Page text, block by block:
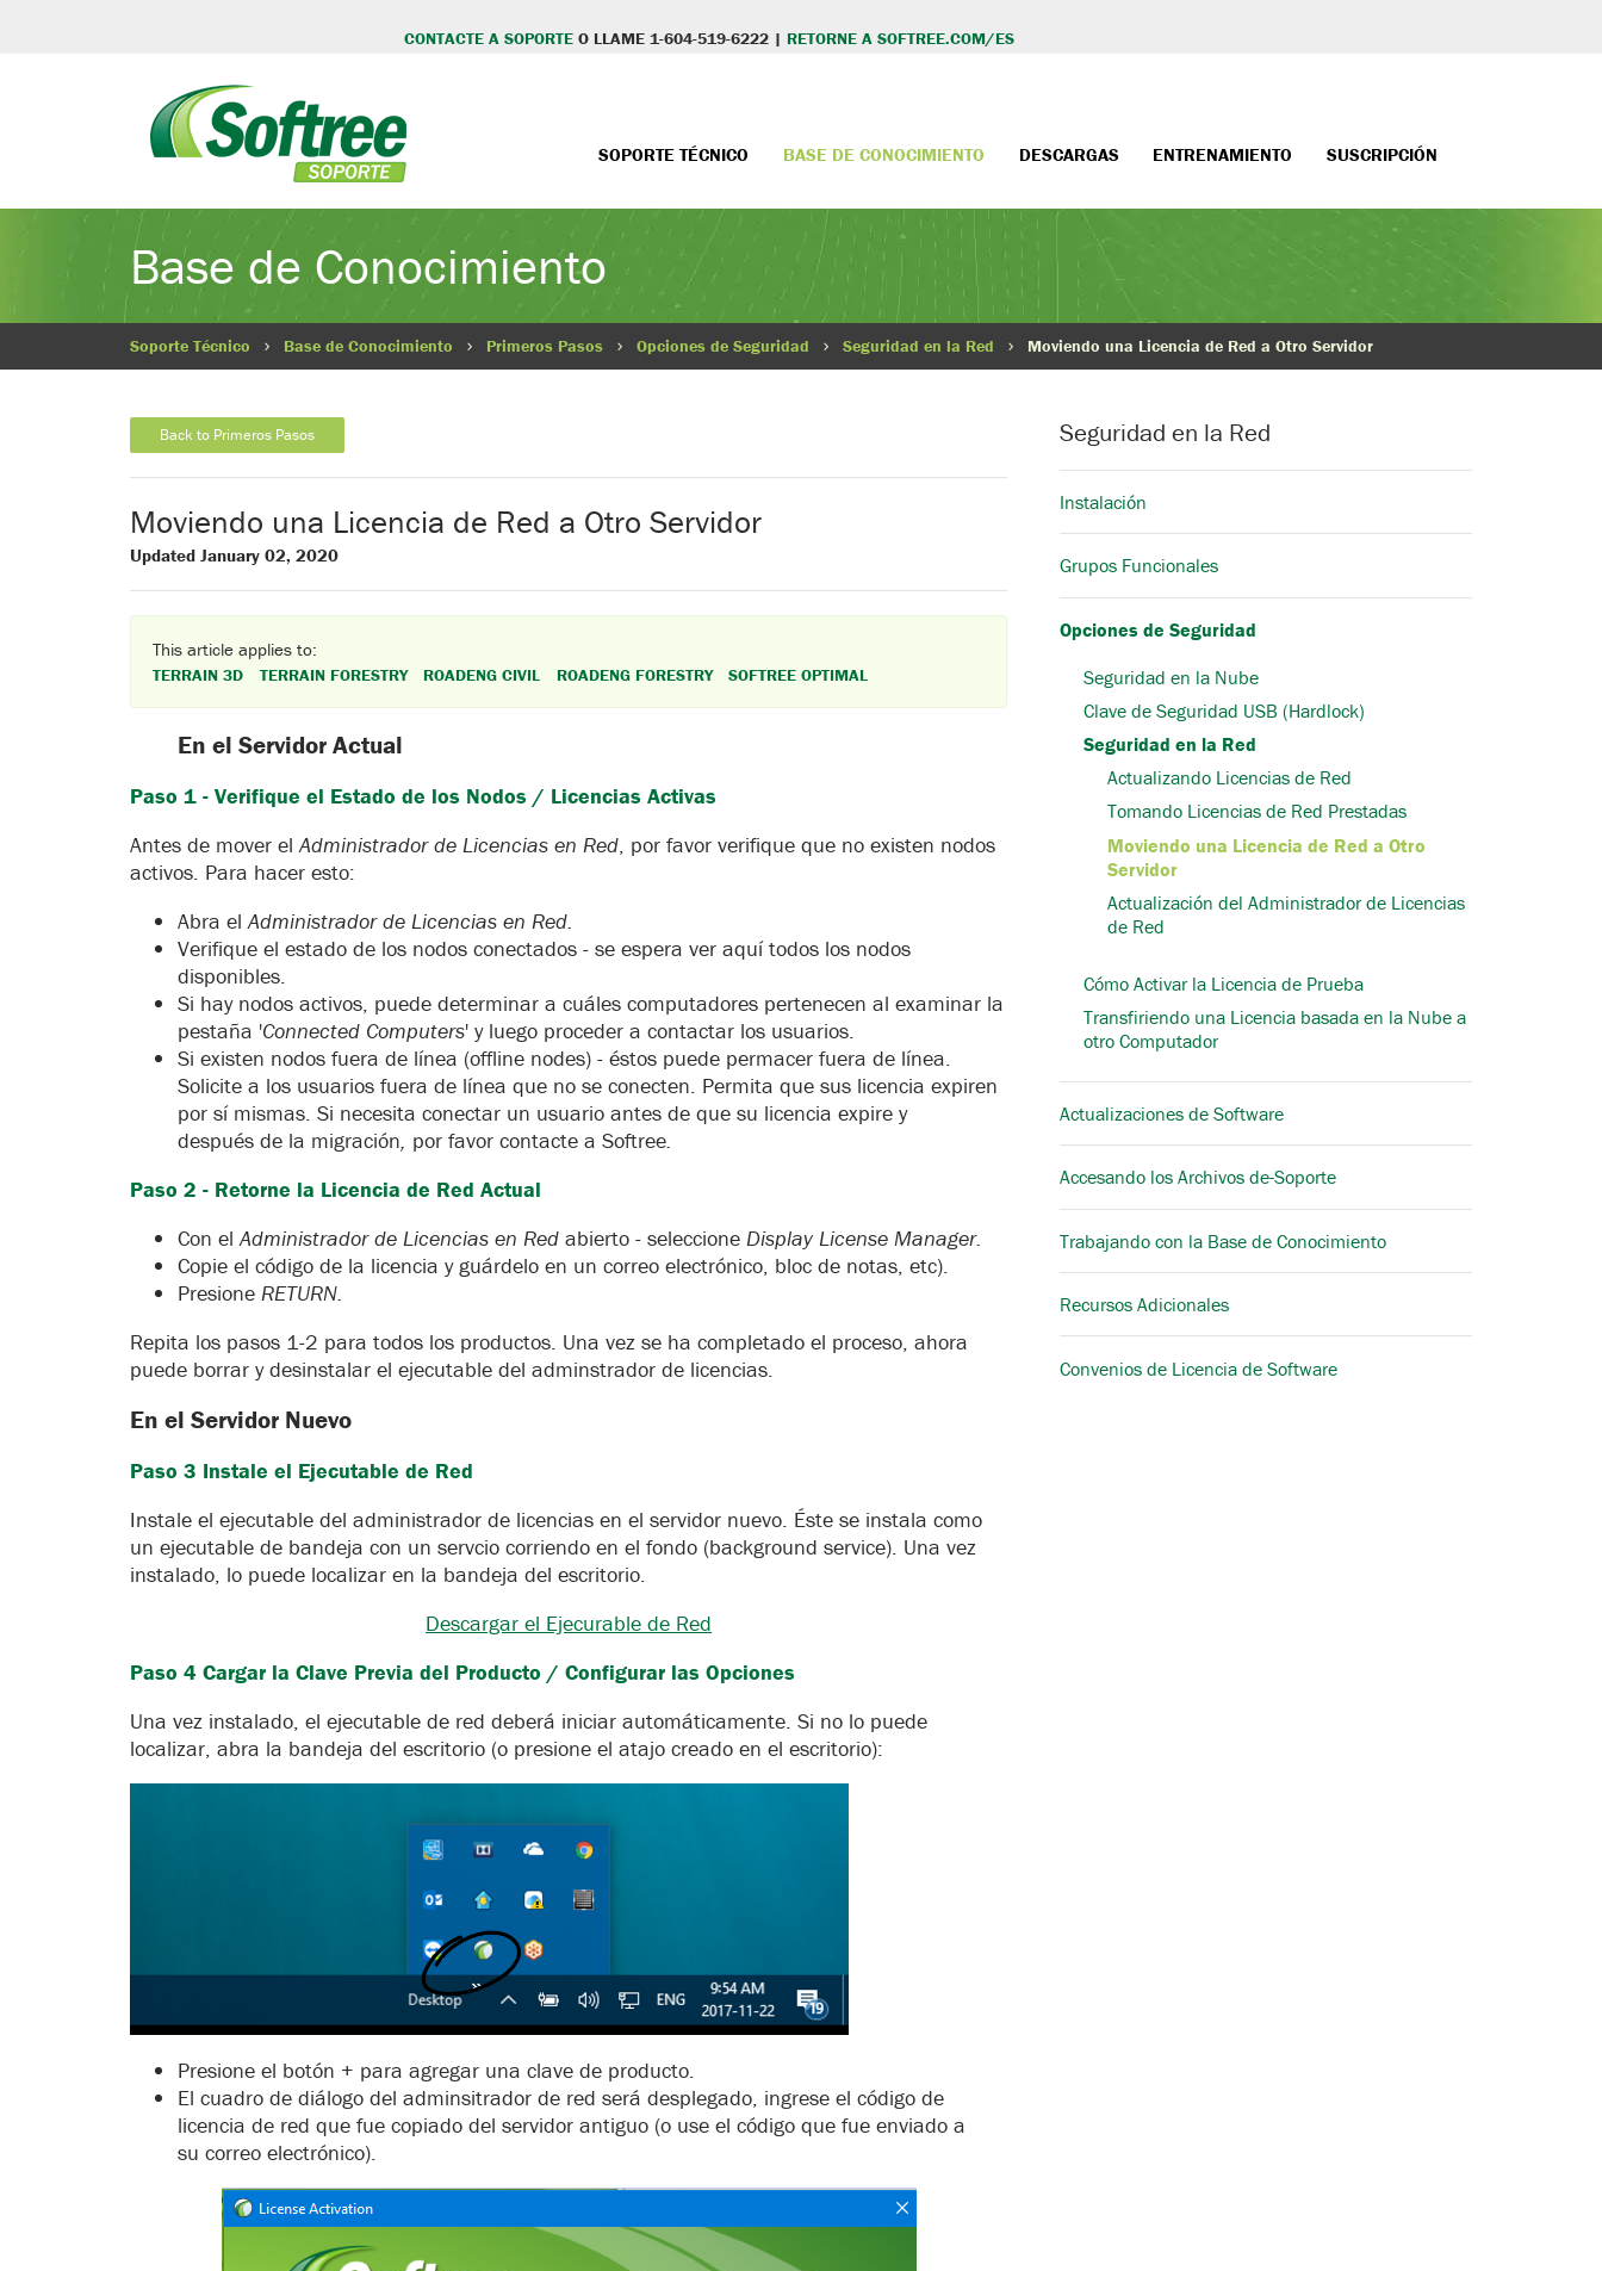
CONTACTE A SOPORTEO LLAME 1-604-519-6222 | RETORNE A SOFTREE.COM/ES
SOPORTE TÉCNICO BASE DE CONOCIMIENTO DESCARGAS ENTRENAMIENTO SUSCRIPCIÓN
Base de Conocimiento
Soporte Técnico Base de Conocimiento Primeros Pasos Opciones de Seguridad Seguridad en la Red Moviendo una Licencia de Red a Otro Servidor
Back to Primeros Pasos
Moviendo una Licencia de Red a Otro Servidor
Updated January 02, 2020
This article applies to:
TERRAIN 3D TERRAIN FORESTRY ROADENG CIVIL ROADENG FORESTRY SOFTREE OPTIMAL
En el Servidor Actual
Paso 1 - Verifique el Estado de los Nodos / Licencias Activas
Antes de mover elAdministrador de Licencias en Red, por favor verifique que no existen nodos
activos. Para hacer esto:
Abra elAdministrador de Licencias en Red.
Verifique el estado de los nodos conectados - se espera ver aquí todos los nodos
disponibles.
Si hay nodos activos, puede determinar a cuáles computadores pertenecen al examinar la
pestaña 'Connected Computers' y luego proceder a contactar los usuarios.
Si existen nodos fuera de línea (offline nodes) - éstos puede permacer fuera de línea.
Solicite a los usuarios fuera de línea que no se conecten. Permita que sus licencia expiren
por sí mismas. Si necesita conectar un usuario antes de que su licencia expire y
después de la migración, por favor contacte a Softree.
Paso 2 - Retorne la Licencia de Red Actual
Con elAdministrador de Licencias en Red abierto - seleccione Display License Manager.
Copie el código de la licencia y guárdelo en un correo electrónico, bloc de notas, etc).
Presione RETURN.
Repita los pasos 1-2 para todos los productos. Una vez se ha completado el proceso, ahora
puede borrar y desinstalar el ejecutable del adminstrador de licencias.
En el Servidor Nuevo
Paso 3 Instale el Ejecutable de Red
Instale el ejecutable del administrador de licencias en el servidor nuevo. Éste se instala como
un ejecutable de bandeja con un servcio corriendo en el fondo (background service). Una vez
instalado, lo puede localizar en la bandeja del escritorio.
Descargar el Ejecurable de Red
Paso 4 Cargar la Clave Previa del Producto / Configurar las Opciones
Una vez instalado, el ejecutable de red deberá iniciar automáticamente. Si no lo puede
localizar, abra la bandeja del escritorio (o presione el atajo creado en el escritorio):
Presione el botón + para agregar una clave de producto.
El cuadro de diálogo del adminsitrador de red será desplegado, ingrese el código de
licencia de red que fue copiado del servidor antiguo (o use el código que fue enviado a
su correo electrónico).
Seguridad en la Red
Instalación
Grupos Funcionales
Opciones de Seguridad
Seguridad en la Nube
Clave de Seguridad USB (Hardlock)
Seguridad en la Red
Actualizando Licencias de Red
Tomando Licencias de Red Prestadas
Moviendo una Licencia de Red a Otro
Servidor
Actualización del Administrador de Licencias
de Red
Cómo Activar la Licencia de Prueba
Transfiriendo una Licencia basada en la Nube a
otro Computador
Actualizaciones de Software
Accesando los Archivos de-Soporte
Trabajando con la Base de Conocimiento
Recursos Adicionales
Convenios de Licencia de Software